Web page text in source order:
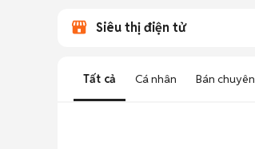
Siêu thị điện tử
Tất cả Cá nhân Bán chuyên